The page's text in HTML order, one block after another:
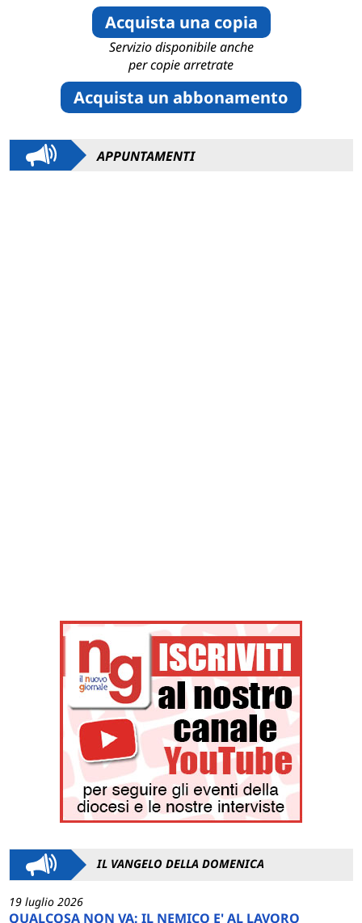
Acquista una copia
Servizio disponibile anche
per copie arretrate
Acquista un abbonamento
APPUNTAMENTI
IL VANGELO DELLA DOMENICA
19 luglio 2026
QUALCOSA NON VA: IL NEMICO E' AL LAVORO